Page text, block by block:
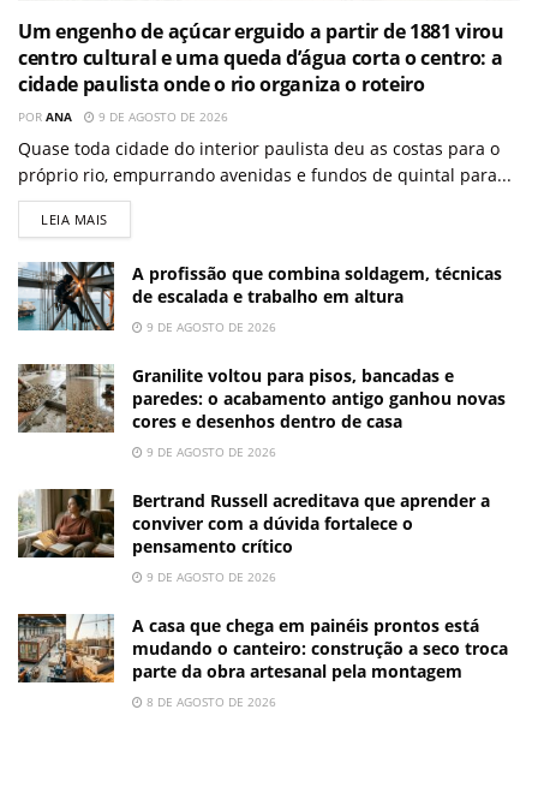
Um engenho de açúcar erguido a partir de 1881 virou
centro cultural e uma queda d’água corta o centro: a
cidade paulista onde o rio organiza o roteiro
POR ANA 9 DE AGOSTO DE 2026
Quase toda cidade do interior paulista deu as costas para o
próprio rio, empurrando avenidas e fundos de quintal para...
LEIA MAIS
A profissão que combina soldagem, técnicas
de escalada e trabalho em altura
9 DE AGOSTO DE 2026
Granilite voltou para pisos, bancadas e
paredes: o acabamento antigo ganhou novas
cores e desenhos dentro de casa
9 DE AGOSTO DE 2026
Bertrand Russell acreditava que aprender a
conviver com a dúvida fortalece o
pensamento crítico
9 DE AGOSTO DE 2026
A casa que chega em painéis prontos está
mudando o canteiro: construção a seco troca
parte da obra artesanal pela montagem
8 DE AGOSTO DE 2026